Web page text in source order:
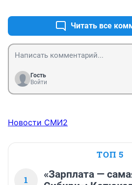
группы лиц. И применение оооп
всё. Пусть едут на малолетку
во главе. Как ни как если ни в
опг он "капитан"))))
Читать все
Гость
Войти
Новости СМИ2
ТОП 5
1
«Зарплата —